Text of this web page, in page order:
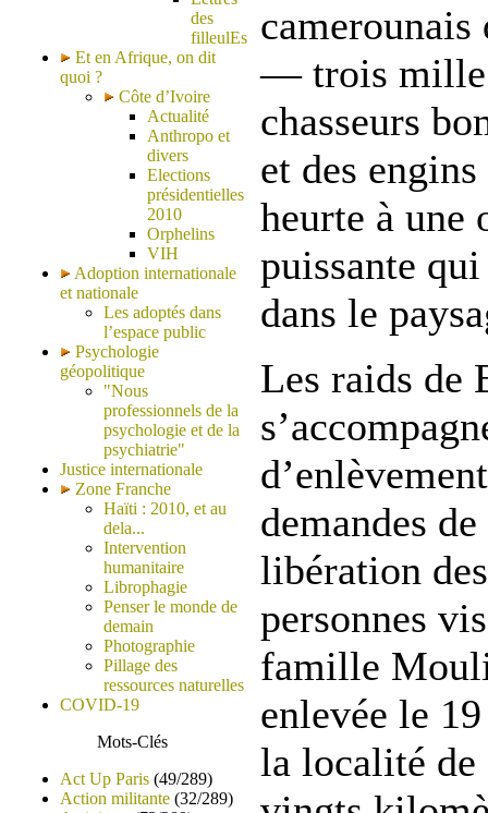
des
filleulEs
Et en Afrique, on dit
quoi ?
Côte d’Ivoire
Actualité
Anthropo et
divers
Elections
présidentielles
2010
Orphelins
VIH
Adoption internationale
et nationale
Les adoptés dans
l’espace public
Psychologie
géopolitique
"Nous
professionnels de la
psychologie et de la
psychiatrie"
Justice internationale
Zone Franche
Haïti : 2010, et au
dela...
Intervention
humanitaire
Librophagie
Penser le monde de
demain
Photographie
Pillage des
ressources naturelles
COVID-19
Mots-Clés
Act Up Paris (49/289)
Action militante (32/289)
— trois mille
chasseurs
et des
heurte à une
puissante
dans le
Les raids de
demandes
libération
personnes
famille
enlevée le
la localité de